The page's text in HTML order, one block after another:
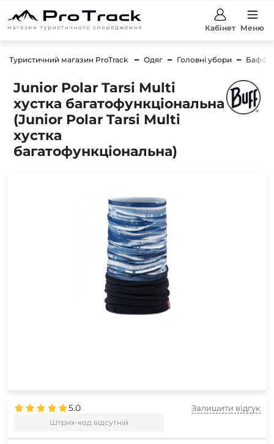
Кабінет Меню
Туристичний магазин ProTrack Одяг Головні убори Баффи
Junior Polar Tarsi Multi
хустка багатофункціональна
(Junior Polar Tarsi Multi
хустка
багатофункціональна)
5.0
Штрих-код відсутній
Залишити відгук